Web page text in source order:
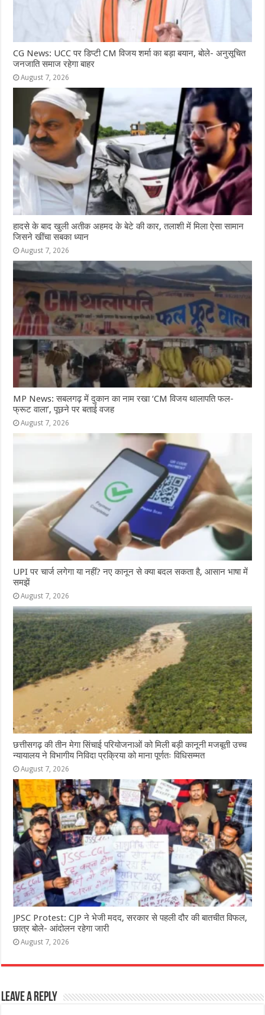
CG News: UCC पर डिप्टी CM विजय शर्मा का बड़ा बयान, बोले- अनुसूचित
जनजाति समाज रहेगा बाहर
August 7, 2026
हादसे के बाद खुली अतीक अहमद के बेटे की कार, तलाशी में मिला ऐसा सामान
जिसने खींचा सबका ध्यान
August 7, 2026
MP News: सबलगढ़ में दुकान का नाम रखा ‘CM विजय थालापति फल-
फ्रूट वाला’, पूछने पर बताई वजह
August 7, 2026
UPI पर चार्ज लगेगा या नहीं? नए कानून से क्या बदल सकता है, आसान भाषा में
समझें
August 7, 2026
छत्तीसगढ़ की तीन मेगा सिंचाई परियोजनाओं को मिली बड़ी कानूनी मजबूती उच्च
न्यायालय ने विभागीय निविदा प्रक्रिया को माना पूर्णतः विधिसम्मत
August 7, 2026
JPSC Protest: CJP ने भेजी मदद, सरकार से पहली दौर की बातचीत विफल,
छात्र बोले- आंदोलन रहेगा जारी
August 7, 2026
Leave a Reply